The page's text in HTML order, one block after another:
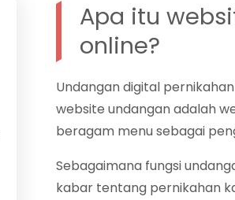
Apa itu
online?
Undangan digital
website undangan adalah
beragam menu sebagai
Sebagaimana fungsi
kabar tentang pernikahan